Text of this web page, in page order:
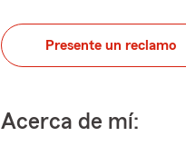
Presente un reclamo
Acerca de mí: